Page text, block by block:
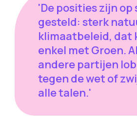
'De posities zijn op
gesteld: sterk
klimaatbeleid, dat
enkel met Groen.
andere partijen
tegen de wet of
alle talen.'